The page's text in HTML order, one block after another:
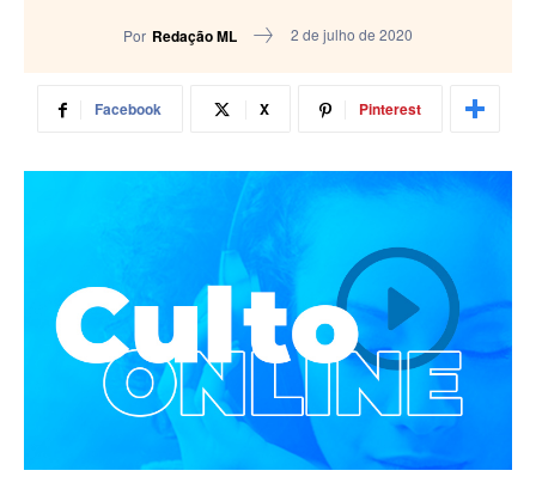
Por Redação ML 2 de julho de 2020
Facebook X Pinterest